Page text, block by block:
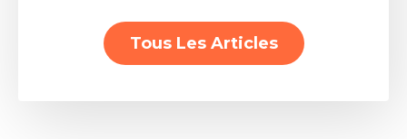
Tous Les Articles